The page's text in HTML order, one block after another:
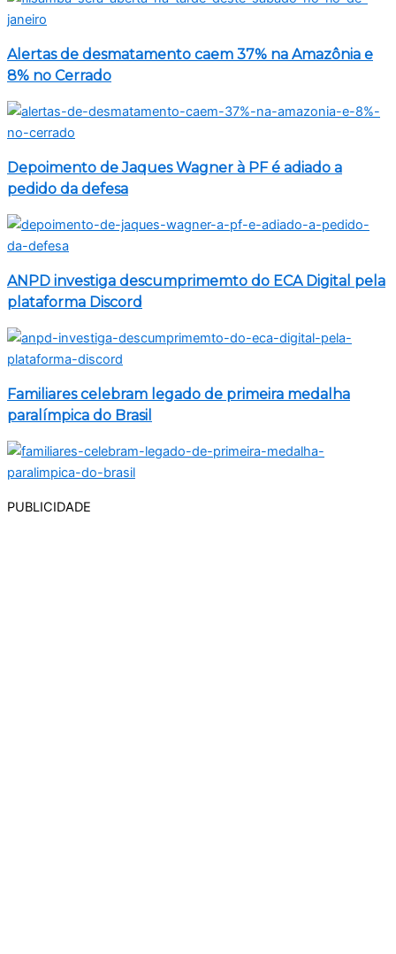
Alertas de desmatamento caem 37% na Amazônia e
8% no Cerrado
Depoimento de Jaques Wagner à PF é adiado a
pedido da defesa
ANPD investiga descumprimemto do ECA Digital pela
plataforma Discord
Familiares celebram legado de primeira medalha
paralímpica do Brasil
PUBLICIDADE